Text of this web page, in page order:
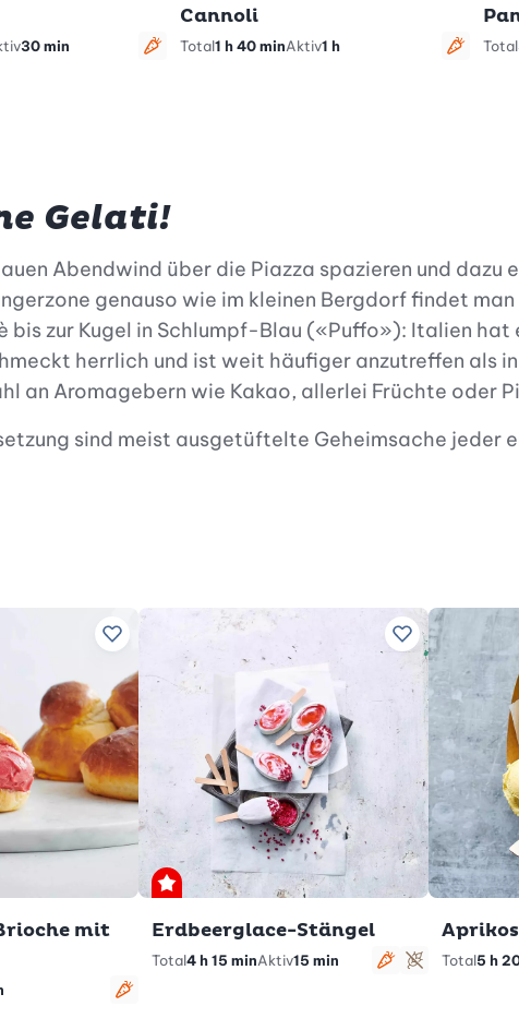
30 min
vegetarisch
Cannoli
Total1 h 40 minAktiv1 h Total
Gelati!
Abendwind über die Piazza spazieren und dazu
genauso wie im kleinen Bergdorf findet
zur Kugel in Schlumpf-Blau («Puffo»): Italien
herrlich und ist weit häufiger anzutreffen als in
an Aromagebern wie Kakao, allerlei Früchte oder
sind meist ausgetüftelte Geheimsache jeder
Zu Lieblingsrezepten hinzufügen
mit
vegetarisch
Zu
Premium
Erdbeerglace-Stängel
Total4 h 15 minAktiv15 min
vegetarisch
glutenfrei
Total5 h